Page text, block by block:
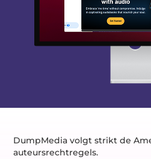
DumpMedia volgt strikt de
auteursrechtregels.